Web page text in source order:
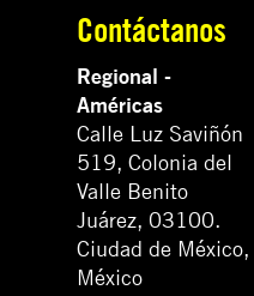
Contáctanos
Regional -
Américas
Calle Luz Saviñón
519, Colonia del
Valle Benito
Juárez, 03100.
Ciudad de México,
México